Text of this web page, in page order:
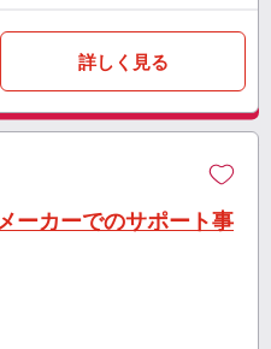
詳しく見る
ーカーでのサポート事